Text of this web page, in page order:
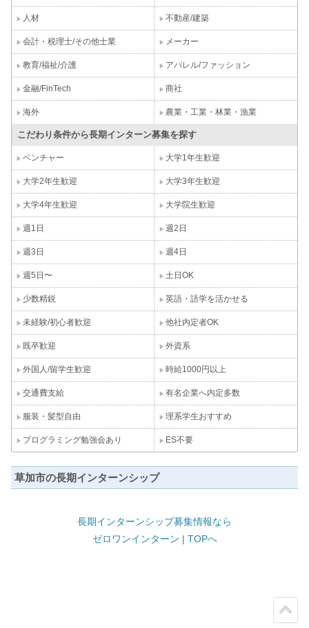
人材 不動産/建築
会計・税理士/その他士業 メーカー
教育/福祉/介護 アパレル/ファッション
金融/FinTech 商社
海外 農業・工業・林業・漁業
こだわり条件から長期インターン募集を探す
ベンチャー 大学1年生歓迎
大学2年生歓迎 大学3年生歓迎
大学4年生歓迎 大学院生歓迎
週1日 週2日
週3日 週4日
週5日〜 土日OK
少数精鋭 英語・語学を活かせる
未経験/初心者歓迎 他社内定者OK
既卒歓迎 外資系
外国人/留学生歓迎 時給1000円以上
交通費支給 有名企業へ内定多数
服装・髪型自由 理系学生おすすめ
プログラミング勉強会あり ES不要
草加市の長期インターンシップ
長期インターンシップ募集情報なら
ゼロワンインターン | TOPへ